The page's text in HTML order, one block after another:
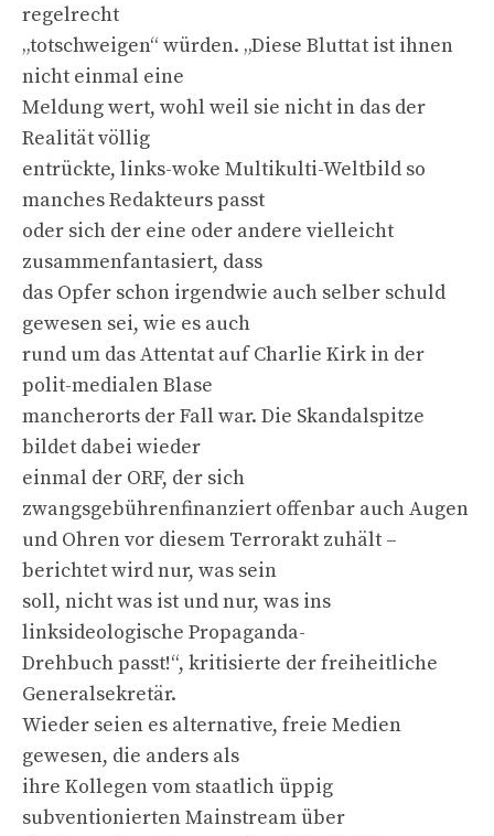
regelrecht
„totschweigen“ würden. „Diese Bluttat ist ihnen
nicht einmal eine
Meldung wert, wohl weil sie nicht in das der
Realität völlig
entrückte, links-woke Multikulti-Weltbild so
manches Redakteurs passt
oder sich der eine oder andere vielleicht
zusammenfantasiert, dass
das Opfer schon irgendwie auch selber schuld
gewesen sei, wie es auch
rund um das Attentat auf Charlie Kirk in der
polit-medialen Blase
mancherorts der Fall war. Die Skandalspitze
bildet dabei wieder
einmal der ORF, der sich
zwangsgebührenfinanziert offenbar auch Augen
und Ohren vor diesem Terrorakt zuhält –
berichtet wird nur, was sein
soll, nicht was ist und nur, was ins
linksideologische Propaganda-
Drehbuch passt!“, kritisierte der freiheitliche
Generalsekretär.
Wieder seien es alternative, freie Medien
gewesen, die anders als
ihre Kollegen vom staatlich üppig
subventionierten Mainstream über